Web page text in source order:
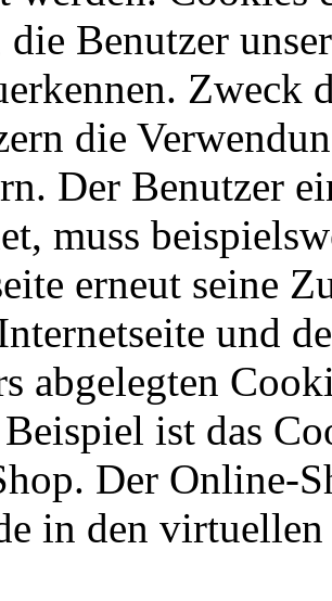
Benutzer
Zweck
die
Der Benutzer
muss
erneut seine
und
abgelegten
ist das
Der Online-
in den